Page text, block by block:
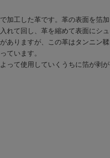
加工した革です。革の表面を箔加
れて回し、革を縮めて表面にシュ
ありますが、この革はタンニン鞣
ています。
って使用していくうちに箔が剥が